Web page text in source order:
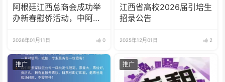
阿根廷江西总商会成功举
办新春慰侨活动，中阿合
2026年01月11日 0
江西省高校2026届引培生
招录公告
2025年12月01日 2
推广 推广